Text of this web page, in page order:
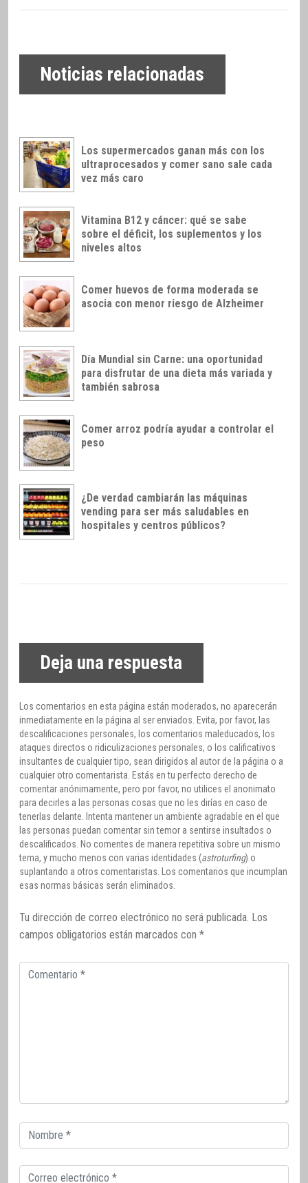
Noticias relacionadas
Los supermercados ganan más con los
ultraprocesados y comer sano sale cada
vez más caro
Vitamina B12 y cáncer: qué se sabe
sobre el déficit, los suplementos y los
niveles altos
Comer huevos de forma moderada se
asocia con menor riesgo de Alzheimer
Día Mundial sin Carne: una oportunidad
para disfrutar de una dieta más variada y
también sabrosa
Comer arroz podría ayudar a controlar el
peso
¿De verdad cambiarán las máquinas
vending para ser más saludables en
hospitales y centros públicos?
Deja una respuesta
Los comentarios en esta página están moderados, no aparecerán
inmediatamente en la página al ser enviados. Evita, por favor, las
descalificaciones personales, los comentarios maleducados, los
ataques directos o ridiculizaciones personales, o los calificativos
insultantes de cualquier tipo, sean dirigidos al autor de la página o a
cualquier otro comentarista. Estás en tu perfecto derecho de
comentar anónimamente, pero por favor, no utilices el anonimato
para decirles a las personas cosas que no les dirías en caso de
tenerlas delante. Intenta mantener un ambiente agradable en el que
las personas puedan comentar sin temor a sentirse insultados o
descalificados. No comentes de manera repetitiva sobre un mismo
tema, y mucho menos con varias identidades (astroturfing) o
suplantando a otros comentaristas. Los comentarios que incumplan
esas normas básicas serán eliminados.
Tu dirección de correo electrónico no será publicada. Los
campos obligatorios están marcados con *
Comentario
Correo
electrónico
Correo